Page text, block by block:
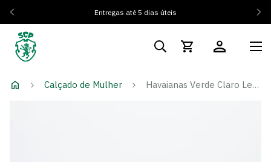
Entregas até 5 dias úteis
Calçado de Mulher Havaianas Verde Claro Leão